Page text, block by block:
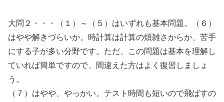
大問２・・・（１）～（５）はいずれも基本問題。（６）
はやや解きづらいか。時計算は計算の煩雑さからか、苦手
にする子が多い分野です。ただ、この問題は基本を理解し
ていれば簡単ですので、間違えた方はよく復習しましょ
う。
（７）はやや、やっかい。テスト時間も短いので飛ばすの